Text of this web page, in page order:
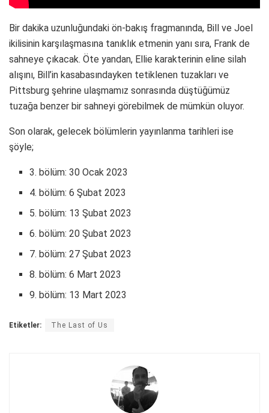
Bir dakika uzunluğundaki ön-bakış fragmanında, Bill ve Joel
ikilisinin karşılaşmasına tanıklık etmenin yanı sıra, Frank de
sahneye çıkacak. Öte yandan, Ellie karakterinin eline silah
alışını, Bill’in kasabasındayken tetiklenen tuzakları ve
Pittsburg şehrine ulaşmamız sonrasında düştüğümüz
tuzağa benzer bir sahneyi görebilmek de mümkün oluyor.
Son olarak, gelecek bölümlerin yayınlanma tarihleri ise
şöyle;
3. bölüm: 30 Ocak 2023
4. bölüm: 6 Şubat 2023
5. bölüm: 13 Şubat 2023
6. bölüm: 20 Şubat 2023
7. bölüm: 27 Şubat 2023
8. bölüm: 6 Mart 2023
9. bölüm: 13 Mart 2023
Etiketler: The Last of Us